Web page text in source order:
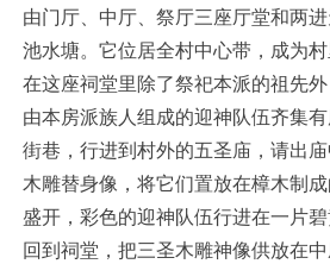
由门厅、中厅、祭厅三座厅堂和两
池水塘。它位居全村中心带，成为村
在这座祠堂里除了祭祀本派的祖先
由本房派族人组成的迎神队伍齐集
街巷，行进到村外的五圣庙，请出
木雕替身像，将它们置放在樟木制
盛开，彩色的迎神队伍行进在一片
回到祠堂，把三圣木雕神像供放在